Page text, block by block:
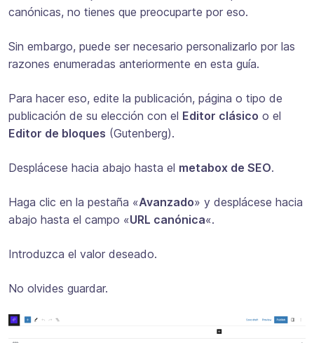
canónicas, no tienes que preocuparte por eso.
Sin embargo, puede ser necesario personalizarlo por las
razones enumeradas anteriormente en esta guía.
Para hacer eso, edite la publicación, página o tipo de
publicación de su elección con el Editor clásico o el
Editor de bloques (Gutenberg).
Desplácese hacia abajo hasta el metabox de SEO.
Haga clic en la pestaña «Avanzado» y desplácese hacia
abajo hasta el campo «URL canónica«.
Introduzca el valor deseado.
No olvides guardar.